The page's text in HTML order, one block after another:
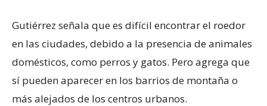
Gutiérrez señala que es difícil encontrar el roedor
en las ciudades, debido a la presencia de animales
domésticos, como perros y gatos. Pero agrega que
sí pueden aparecer en los barrios de montaña o
más alejados de los centros urbanos.